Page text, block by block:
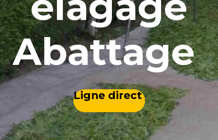
Abattage
Ligne direct